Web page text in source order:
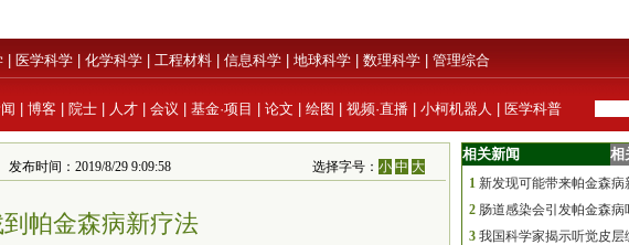
医学科学 化学科学 工程材料 信息科学 地球科学 数理科学 管理综合
博客 院士 人才 会议 基金·项目 论文 绘图 视频·直播 小柯机器人 医学科普
布时间：2019/8/29 9:09:58 选择字号：小 中 大
帕金森病新疗法
相关新闻 相
1 新发现可能带来帕金森病
2 肠道感染会引发帕金森病
3 我国科学家揭示听觉皮